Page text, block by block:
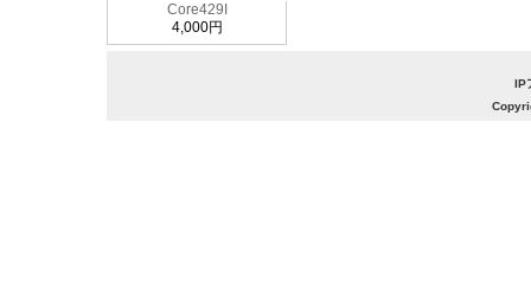
Core429I
4,000円